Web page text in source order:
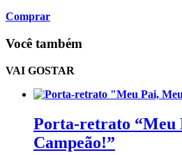
Comprar
Você também
VAI GOSTAR
Porta-retrato “Meu
Campeão!”